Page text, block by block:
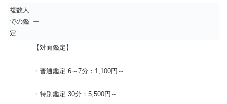
複数人
での鑑
定
ー
【対面鑑定】
・普通鑑定 6～7分：1,100円～
・特別鑑定 30分：5,500円～